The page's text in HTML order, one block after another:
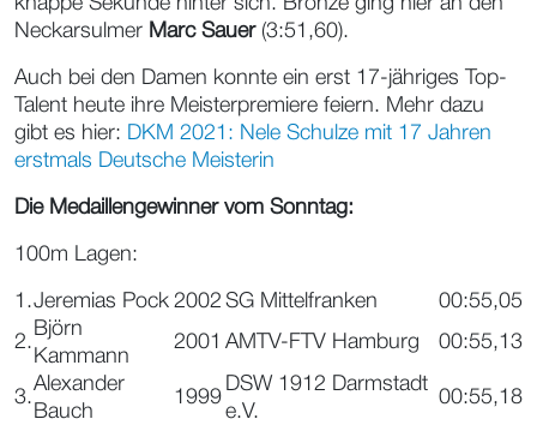
Neckarsulmer Marc Sauer(3:51,60).
Auch bei den Damen konnte ein erst 17-jähriges Top-
Talent heute ihre Meisterpremiere feiern. Mehr dazu
gibt es hier:
DKM 2021: Nele Schulze mit 17 Jahren
erstmals Deutsche Meisterin
Die Medaillengewinner vom Sonntag:
100m Lagen:
1.Jeremias Pock 2002 SG Mittelfranken 00:55,05
2.
Björn
Kammann
2001 AMTV-FTV Hamburg 00:55,13
3.
Alexander
Bauch
1999
DSW 1912 Darmstadt
e.V.
00:55,18